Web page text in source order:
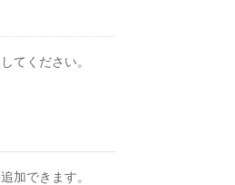
てください。
加できます。